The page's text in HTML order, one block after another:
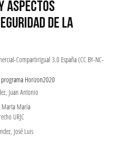
ASPECTOS
DE LA
CompartirIgual 3.0 España (CC BY-NC-
Horizon2020
Juan Antonio
María
URJC
José Luis